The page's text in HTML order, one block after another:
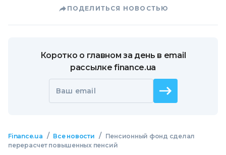
ПОДЕЛИТЬСЯ НОВОСТЬЮ
Коротко о главном за день в email
рассылке finance.ua
Ваш email
Finance.ua / Все новости /
Пенсионный фонд сделал
перерасчет повышенных пенсий